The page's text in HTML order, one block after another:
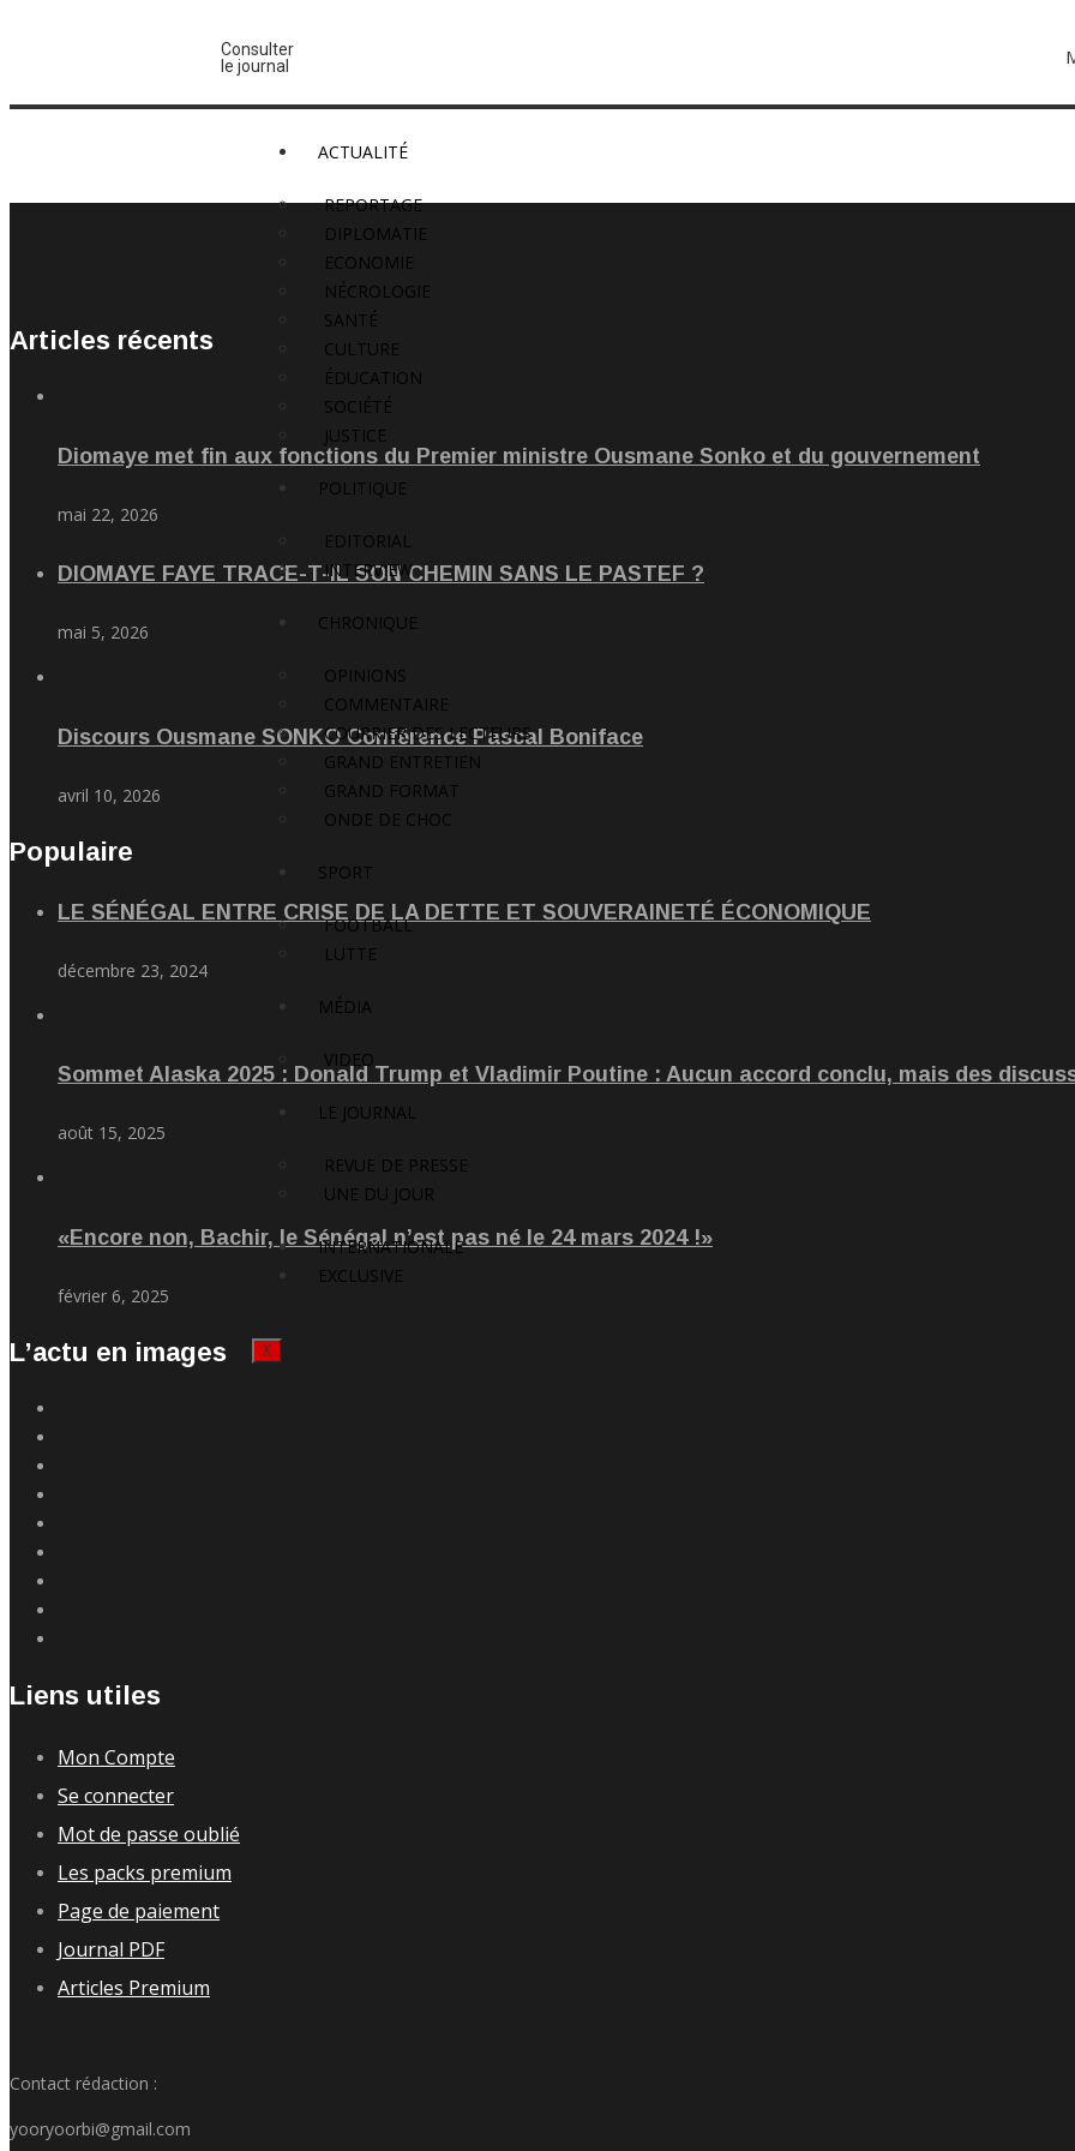
Consulter
le journal
ACTUALITÉ
REPORTAGE
DIPLOMATIE
ECONOMIE
NÉCROLOGIE
SANTÉ
CULTURE
ÉDUCATION
SOCIÉTÉ
JUSTICE
POLITIQUE
EDITORIAL
INTERVIEW
CHRONIQUE
OPINIONS
COMMENTAIRE
COURRIER DES LECTEURS
GRAND ENTRETIEN
GRAND FORMAT
ONDE DE CHOC
SPORT
FOOTBALL
LUTTE
MÉDIA
VIDEO
LE JOURNAL
REVUE DE PRESSE
UNE DU JOUR
INTERNATIONALE
EXCLUSIVE
X
Articles récents
Diomaye met fin aux fonctions du Premier ministre Ousmane Sonko et du gouvernement
mai 22, 2026
DIOMAYE FAYE TRACE-T-IL SON CHEMIN SANS LE PASTEF ?
mai 5, 2026
Discours Ousmane SONKO Conférence Pascal Boniface
avril 10, 2026
Populaire
LE SÉNÉGAL ENTRE CRISE DE LA DETTE ET SOUVERAINETÉ ÉCONOMIQUE
décembre 23, 2024
Sommet Alaska 2025 : Donald Trump et Vladimir Poutine : Aucun accord conclu, mais des
août 15, 2025
«Encore non, Bachir, le Sénégal n’est pas né le 24 mars 2024 !»
février 6, 2025
L’actu en images
Liens utiles
Mon Compte
Se connecter
Mot de passe oublié
Les packs premium
Page de paiement
Journal PDF
Articles Premium
Contact rédaction :
yooryoorbi@gmail.com